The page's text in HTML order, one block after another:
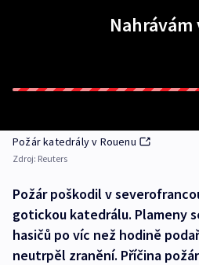
Nahrávám
Požár katedrály v Rouenu
Zdroj: Reuters
Požár poškodil v
gotickou katedrálu. Plameny
hasičů po víc než hodině
neutrpěl zranění. Příčina